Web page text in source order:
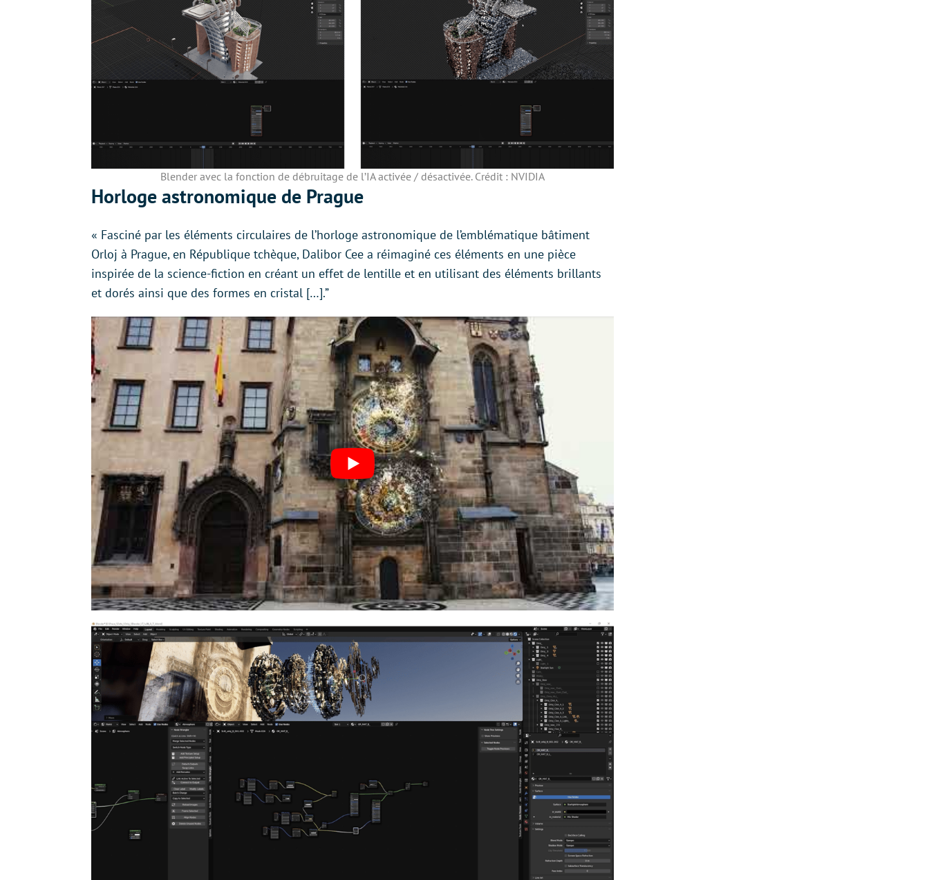
Blender avec la fonction de débruitage de l’IA activée / désactivée. Crédit : NVIDIA
Horloge astronomique de Prague
« Fasciné par les éléments circulaires de l’horloge astronomique de l’emblématique bâtiment
Orloj à Prague, en République tchèque, Dalibor Cee a réimaginé ces éléments en une pièce
inspirée de la science-fiction en créant un effet de lentille et en utilisant des éléments brillants
et dorés ainsi que des formes en cristal […].”